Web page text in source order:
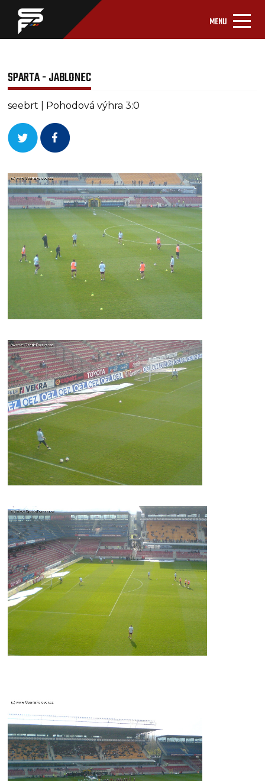
MENU
SPARTA - JABLONEC
seebrt | Pohodová výhra 3:0